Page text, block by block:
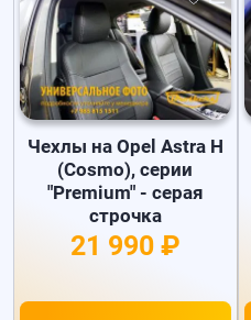
Чехлы на Opel Astra H
(Cosmo), серии
"Premium" - серая
строчка
21 990 ₽